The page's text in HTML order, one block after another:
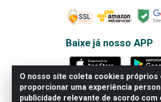
O nosso site coleta cookies
proporcionar uma experiência
publicidade relevante de acordo
Baixe já nosso APP
Rede